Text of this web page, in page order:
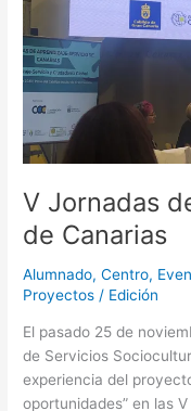
V Jornadas
de Canarias
Alumnado,Centro,
Proyectos / Edición
El pasado 25 de
de Servicios
experiencia del
oportunidades” en las